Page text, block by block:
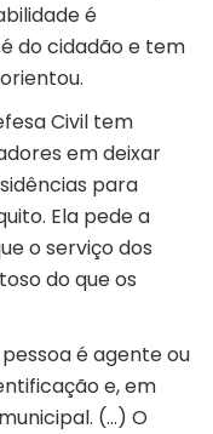
é
do cidadão e tem
Civil tem
em deixar
para
Ela pede a
o serviço dos
do que os
é agente ou
e, em
(…) O